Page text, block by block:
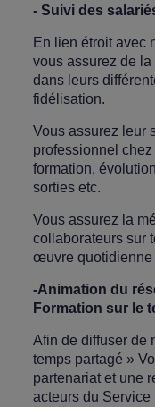
- Suivi des
En lien étroit avec
vous assurez de
dans leurs
fidélisation.
Vous assurez leur
professionnel
formation,
sorties etc.
Vous assurez la
collaborateurs sur
œuvre quotidienne
-Animation du
Formation sur le
Afin de diffuser de
temps partagé »
partenariat et une
acteurs du Service